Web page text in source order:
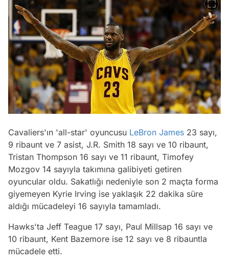
Cavaliers'ın 'all-star' oyuncusu LeBron James 23 sayı,
9 ribaunt ve 7 asist, J.R. Smith 18 sayı ve 10 ribaunt,
Tristan Thompson 16 sayı ve 11 ribaunt, Timofey
Mozgov 14 sayıyla takımına galibiyeti getiren
oyuncular oldu. Sakatlığı nedeniyle son 2 maçta forma
giyemeyen Kyrie Irving ise yaklaşık 22 dakika süre
aldığı mücadeleyi 16 sayıyla tamamladı.
Hawks'ta Jeff Teague 17 sayı, Paul Millsap 16 sayı ve
10 ribaunt, Kent Bazemore ise 12 sayı ve 8 ribauntla
mücadele etti.